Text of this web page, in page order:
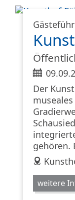
ticket
Der
gehören.
address
weitere